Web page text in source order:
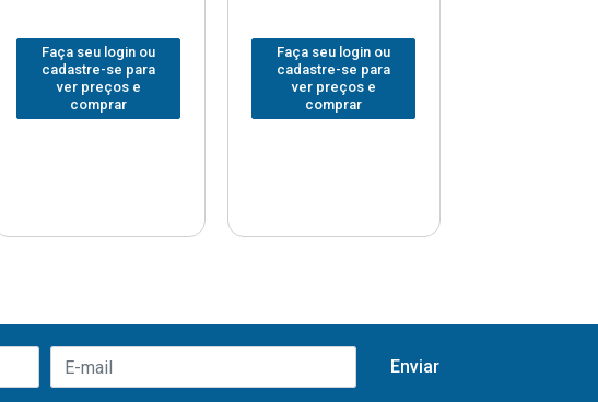
Faça seu login ou
cadastre-se para
ver preços e
comprar
Faça seu login ou
cadastre-se para
ver preços e
comprar